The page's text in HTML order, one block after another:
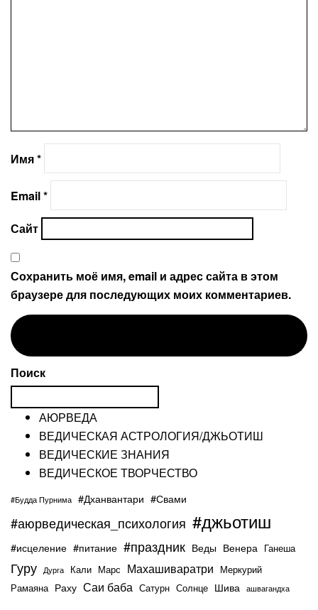
Имя*
Email*
Сайт
Сохранить моё имя, email и адрес сайта в этом
браузере для последующих моих комментариев.
Поиск
АЮРВЕДА
ВЕДИЧЕСКАЯ АСТРОЛОГИЯ/ДЖЬОТИШ
ВЕДИЧЕСКИЕ ЗНАНИЯ
ВЕДИЧЕСКОЕ ТВОРЧЕСТВО
#Будда Пурнима #Дханвантари #Свами
#аюрведическая_психология #джьотиш
#исцеление #питание #праздник Веды Венера Ганеша
Гуру Дурга Кали Марс Махашиваратри Меркурий
Рамаяна Раху Саи баба Сатурн Солнце Шива ашвагандха